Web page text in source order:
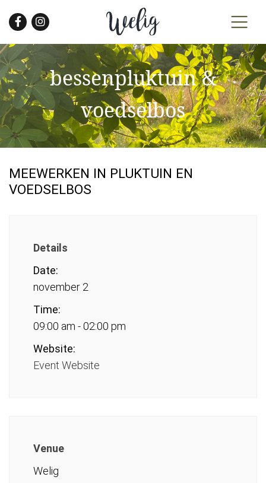
content
bessenpluktuin &
voedselbos
MEEWERKEN IN PLUKTUIN EN
VOEDSELBOS
Details
Date:
november 2
Time:
09:00 am - 02:00 pm
Website:
Event Website
Venue
Welig